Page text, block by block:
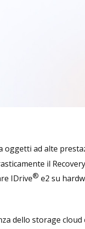
ad alte
il
IDrive® e2 su
dello storage